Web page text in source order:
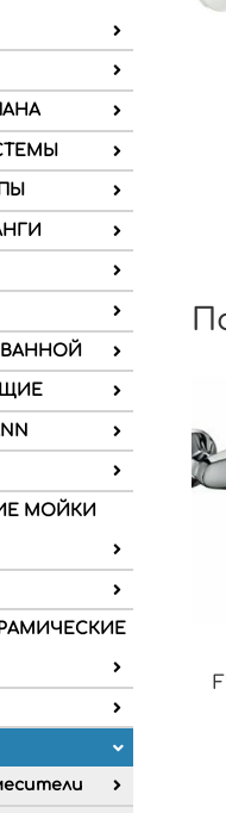
ВАННОЙ
МОЙКИ